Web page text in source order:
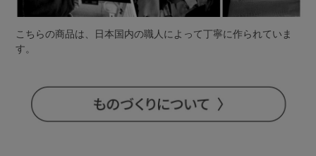
こちらの商品は、日本国内の職人によって丁寧に作られていま
す。